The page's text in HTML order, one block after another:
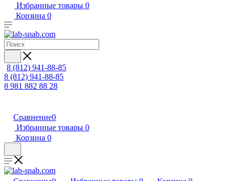
Избранные товары 0
Корзина 0
8 (812) 941-88-85
8 (812) 941-88-85
8 981 882 88 28
Сравнение0
Избранные товары 0
Корзина 0